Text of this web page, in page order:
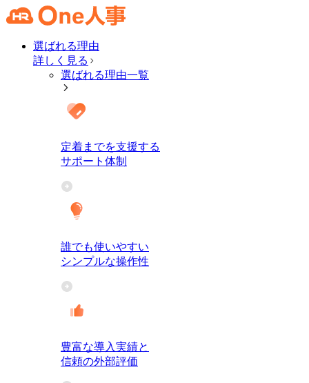
選ばれる理由
詳しく見る
選ばれる理由一覧
定着までを支援する
サポート体制
誰でも使いやすい
シンプルな操作性
豊富な導入実績と
信頼の外部評価